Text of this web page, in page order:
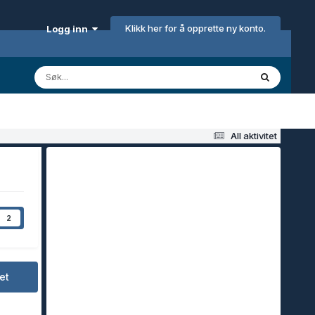
Logg inn Klikk her for å opprette ny konto.
All aktivitet
2